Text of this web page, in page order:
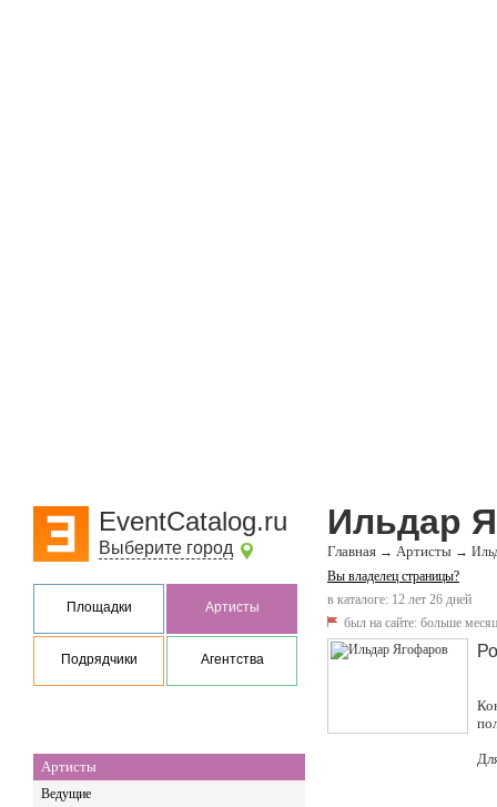
EventCatalog.ru
Выберите город
Площадки Артисты
Подрядчики Агентства
Артисты
Ведущие
Ильдар
Главная → Артисты →
Вы владелец страницы?
в каталоге: 12 лет 26 дней
был на сайте: больше